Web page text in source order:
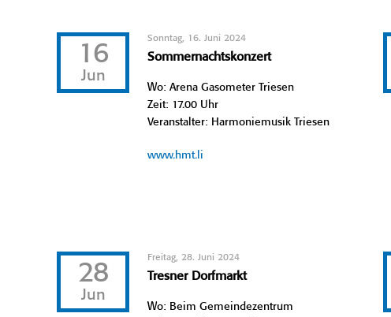
16
Jun
Sonntag, 16. Juni 2024
Sommernachtskonzert
Wo: Arena Gasometer Triesen
Zeit: 17.00 Uhr
Veranstalter: Harmoniemusik Triesen
www.hmt.li
28
Jun
Freitag, 28. Juni 2024
Tresner Dorfmarkt
Wo: Beim Gemeindezentrum